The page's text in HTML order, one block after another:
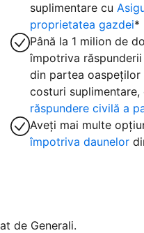
suplimentare cu
proprietatea gazdei*
Până la 1 milion de
împotriva
din partea oaspeților
costuri
răspundere civilă a
Aveți mai multe
împotriva daunelor
de Generali.